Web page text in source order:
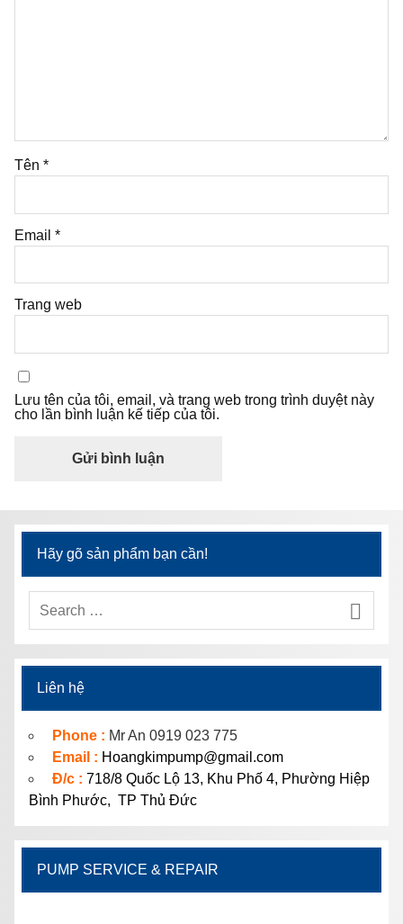
Tên *
Email *
Trang web
Lưu tên của tôi, email, và trang web trong trình duyệt này
cho lần bình luận kế tiếp của tôi.
Hãy gõ sản phẩm bạn cần!
Liên hệ
Phone : Mr An 0919 023 775
Email : Hoangkimpump@gmail.com
Đ/c : 718/8 Quốc Lộ 13, Khu Phố 4, Phường Hiệp
Bình Phước, TP Thủ Đức
PUMP SERVICE & REPAIR